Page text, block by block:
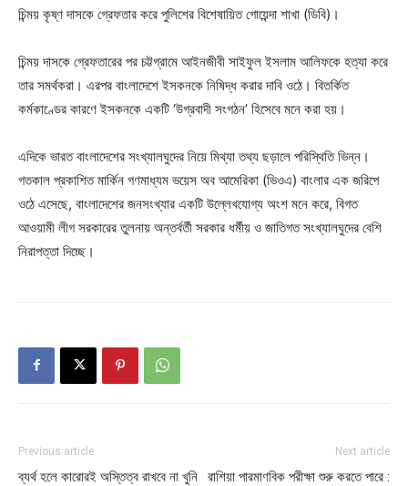
চিন্ময় কৃষ্ণ দাসকে গ্রেফতার করে পুলিশের বিশেষায়িত গোয়েন্দা শাখা (ডিবি)।
চিন্ময় দাসকে গ্রেফতারের পর চট্টগ্রামে আইনজীবী সাইফুল ইসলাম আলিফকে হত্যা করে
তার সমর্থকরা। এরপর বাংলাদেশে ইসকনকে নিষিদ্ধ করার দাবি ওঠে। বিতর্কিত
কর্মকাণ্ডের কারণে ইসকনকে একটি ‘উগ্রবাদী সংগঠন’ হিসেবে মনে করা হয়।
এদিকে ভারত বাংলাদেশের সংখ্যালঘুদের নিয়ে মিথ্যা তথ্য ছড়ালে পরিস্থিতি ভিন্ন।
গতকাল প্রকাশিত মার্কিন গণমাধ্যম ভয়েস অব আমেরিকা (ভিওএ) বাংলার এক জরিপে
ওঠে এসেছে, বাংলাদেশের জনসংখ্যার একটি উল্লেখযোগ্য অংশ মনে করে, বিগত
আওয়ামী লীগ সরকারের তুলনায় অন্তর্বর্তী সরকার ধর্মীয় ও জাতিগত সংখ্যালঘুদের বেশি
নিরাপত্তা দিচ্ছে।
Previous article
ব্যর্থ হলে কারোরই অস্তিত্ব রাখবে না খুনি
Next article
রাশিয়া পারমাণবিক পরীক্ষা শুরু করতে পারে :